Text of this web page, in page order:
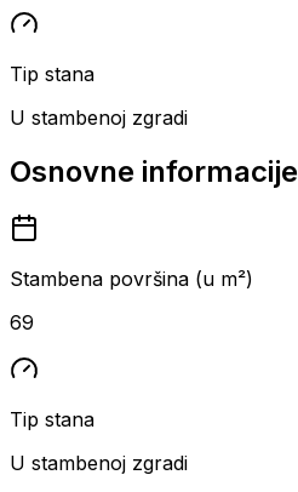
Tip stana
U stambenoj zgradi
Osnovne informacije
Stambena površina (u m²)
69
Tip stana
U stambenoj zgradi